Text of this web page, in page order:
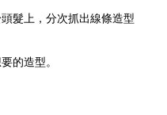
髮上，分次抓出線條造型
的造型。